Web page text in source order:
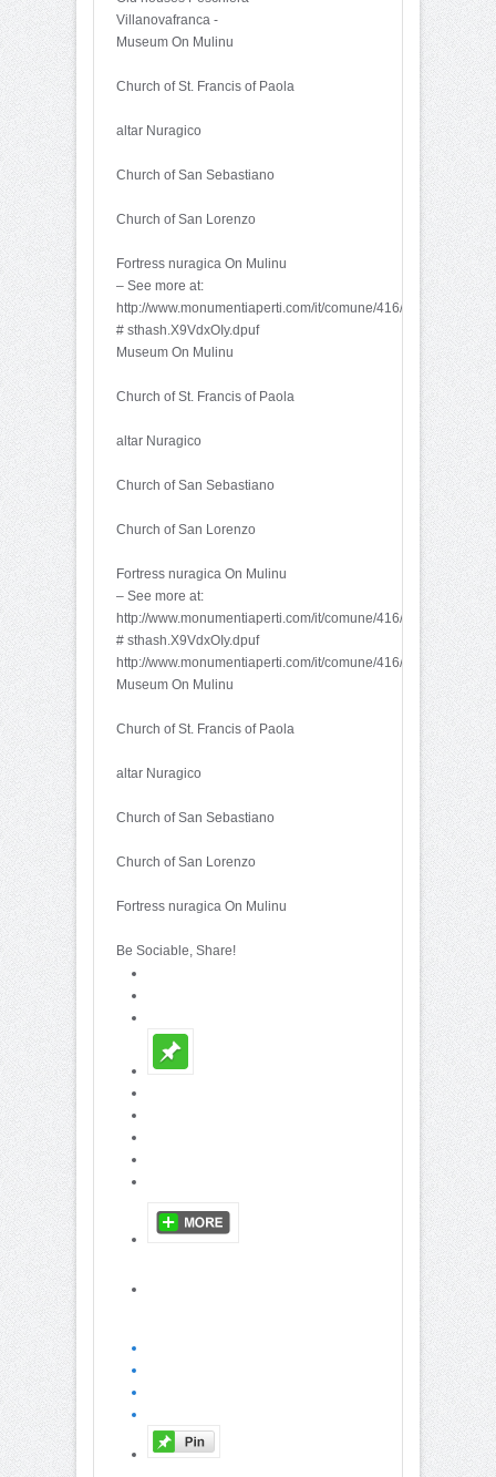
Villanovafranca -
Museum On Mulinu
Church of St. Francis of Paola
altar Nuragico
Church of San Sebastiano
Church of San Lorenzo
Fortress nuragica On Mulinu
– See more at:
http://www.monumentiaperti.com/it/comune/416/
# sthash.X9VdxOIy.dpuf
Museum On Mulinu
Church of St. Francis of Paola
altar Nuragico
Church of San Sebastiano
Church of San Lorenzo
Fortress nuragica On Mulinu
– See more at:
http://www.monumentiaperti.com/it/comune/416/
# sthash.X9VdxOIy.dpuf
http://www.monumentiaperti.com/it/comune/416/
Museum On Mulinu
Church of St. Francis of Paola
altar Nuragico
Church of San Sebastiano
Church of San Lorenzo
Fortress nuragica On Mulinu
Be Sociable, Share!